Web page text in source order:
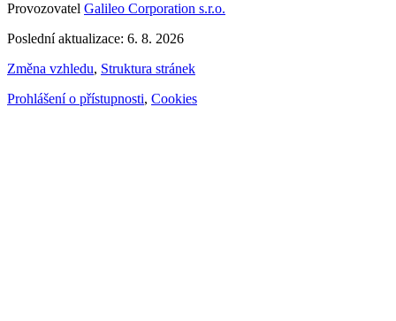
Provozovatel Galileo Corporation s.r.o.
Poslední aktualizace: 6. 8. 2026
Změna vzhledu, Struktura stránek
Prohlášení o přístupnosti, Cookies